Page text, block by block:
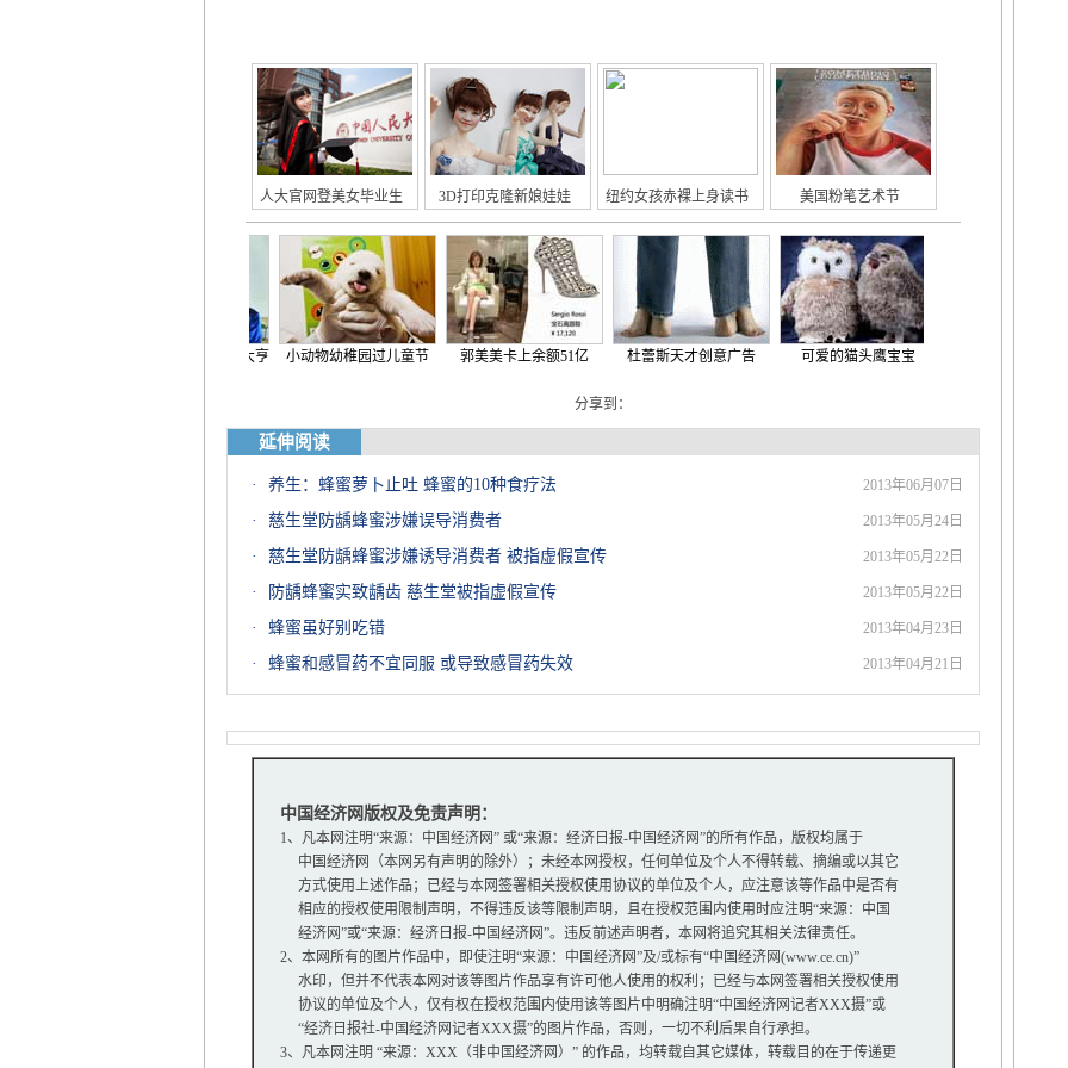
人大官网登美女毕业生 3D打印克隆新娘娃娃 纽约女孩赤裸上身读书 美国粉笔艺术节
小动物幼稚园过儿童节 郭美美卡上余额51亿 杜蕾斯天才创意广告 可爱的猫头鹰宝宝 维秘超模最新大片
分享到：
延伸阅读
· 养生：蜂蜜萝卜止吐 蜂蜜的10种食疗法 2013年06月07日
· 慈生堂防龋蜂蜜涉嫌误导消费者 2013年05月24日
· 慈生堂防龋蜂蜜涉嫌诱导消费者 被指虚假宣传 2013年05月22日
· 防龋蜂蜜实致龋齿 慈生堂被指虚假宣传 2013年05月22日
· 蜂蜜虽好别吃错 2013年04月23日
· 蜂蜜和感冒药不宜同服 或导致感冒药失效 2013年04月21日
中国经济网版权及免责声明：
1、凡本网注明“来源：中国经济网” 或“来源：经济日报-中国经济网”的所有作品，版权均属于
中国经济网（本网另有声明的除外）；未经本网授权，任何单位及个人不得转载、摘编或以其它
方式使用上述作品；已经与本网签署相关授权使用协议的单位及个人，应注意该等作品中是否有
相应的授权使用限制声明，不得违反该等限制声明，且在授权范围内使用时应注明“来源：中国
经济网”或“来源：经济日报-中国经济网”。违反前述声明者，本网将追究其相关法律责任。
2、本网所有的图片作品中，即使注明“来源：中国经济网”及/或标有“中国经济网(www.ce.cn)”
水印，但并不代表本网对该等图片作品享有许可他人使用的权利；已经与本网签署相关授权使用
协议的单位及个人，仅有权在授权范围内使用该等图片中明确注明“中国经济网记者XXX摄”或
“经济日报社-中国经济网记者XXX摄”的图片作品，否则，一切不利后果自行承担。
3、凡本网注明 “来源：XXX（非中国经济网）” 的作品，均转载自其它媒体，转载目的在于传递更